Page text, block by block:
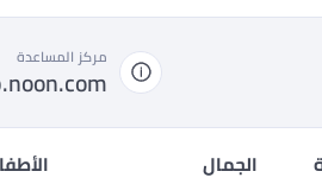
مركز المساعدة
الجمال